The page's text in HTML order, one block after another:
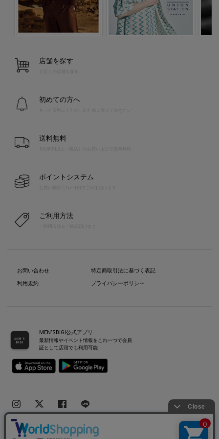
店舗を探す
お近くの店舗を探す
初めての方へ
送料無料
10,000円以上（税込）のお買い上げで送料無料
ポイントシステム
お買い物毎に1pt=1円でご利用頂けます
ご利用方法
お問い合わせ
利用規約
特定商取引法に基づく表記
プライバシーポリシー
MEN’SBIGI公式アプリ
最新情報やイベント情報をこれ一つで会員
証として店頭でも利用可能
Copyright(C) Bigi Co.,Ltd.All Rights Reserved.